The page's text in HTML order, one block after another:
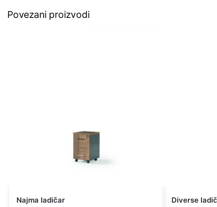
Povezani proizvodi
Najma ladičar Diverse